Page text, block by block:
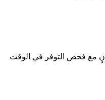
مع فحص التوفر في الوقت